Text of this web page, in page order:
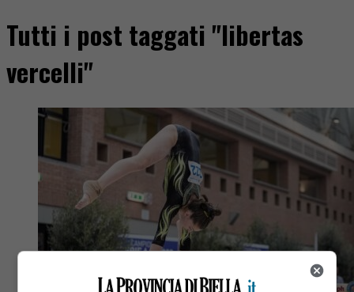
Tutti i post taggati "libertas
vercelli"